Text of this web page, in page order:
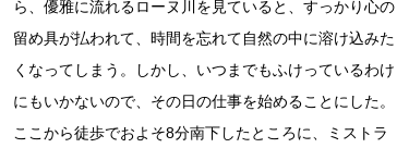
ら、優雅に流れるローヌ川を見ていると、すっかり心の
留め具が払われて、時間を忘れて自然の中に溶け込みた
くなってしまう。しかし、いつまでもふけっているわけ
にもいかないので、その日の仕事を始めることにした。
ここから徒歩でおよそ8分南下したところに、ミストラ